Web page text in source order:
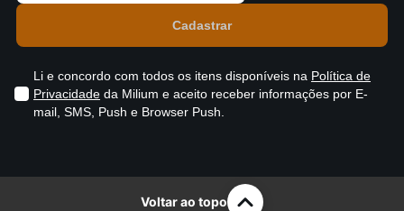
Li e concordo com todos os itens disponíveis na Política de
Privacidade da Milium e aceito receber informações por E-
mail, SMS, Push e Browser Push.
Voltar ao topo